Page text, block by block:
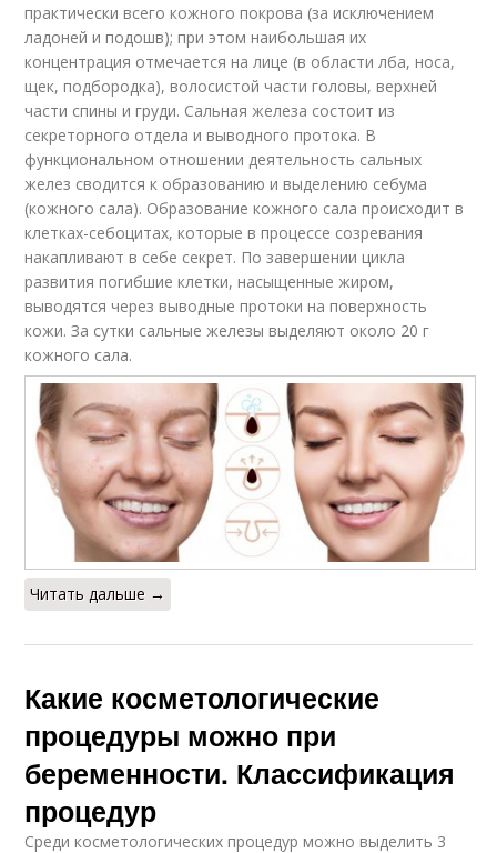
практически всего кожного покрова (за исключением
ладоней и подошв); при этом наибольшая их
концентрация отмечается на лице (в области лба, носа,
щек, подбородка), волосистой части головы, верхней
части спины и груди. Сальная железа состоит из
секреторного отдела и выводного протока. В
функциональном отношении деятельность сальных
желез сводится к образованию и выделению себума
(кожного сала). Образование кожного сала происходит в
клетках-себоцитах, которые в процессе созревания
накапливают в себе секрет. По завершении цикла
развития погибшие клетки, насыщенные жиром,
выводятся через выводные протоки на поверхность
кожи. За сутки сальные железы выделяют около 20 г
кожного сала.
Читать дальше →
Какие косметологические
процедуры можно при
беременности. Классификация
процедур
Среди косметологических процедур можно выделить 3